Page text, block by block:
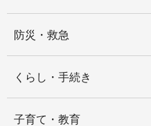
防災・救急
くらし・手続き
子育て・教育